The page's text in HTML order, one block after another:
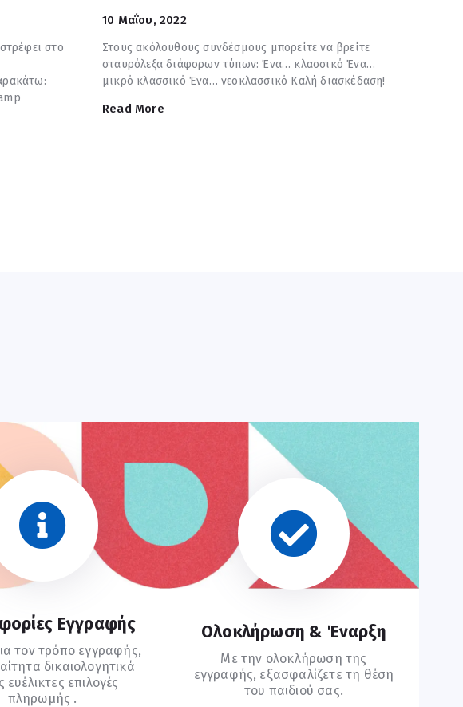
στο
10 Μαΐου, 2022
Στους ακόλουθους συνδέσμους μπορείτε να βρείτε
σταυρόλεξα διάφορων τύπων: Ένα… κλασσικό Ένα…
μικρό κλασσικό Ένα… νεοκλασσικό Καλή διασκέδαση!
Read More
Εγγραφής
τον τρόπο εγγραφής,
δικαιολογητικά
ευέλικτες επιλογές
πληρωμής .
Ολοκλήρωση & Έναρξη
Με την ολοκλήρωση της
εγγραφής, εξασφαλίζετε τη θέση
του παιδιού σας.